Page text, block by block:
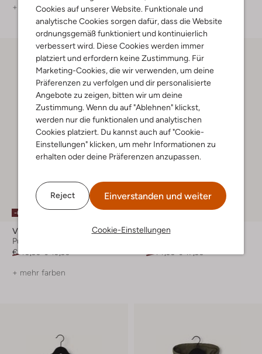
Cookies auf unserer Website. Funktionale und
analytische Cookies sorgen dafür, dass die Website
ordnungsgemäß funktioniert und kontinuierlich
verbessert wird. Diese Cookies werden immer
platziert und erfordern keine Zustimmung. Für
Marketing-Cookies, die wir verwenden, um deine
Präferenzen zu verfolgen und dir personalisierte
Angebote zu zeigen, bitten wir um deine
Zustimmung. Wenn du auf "Ablehnen" klickst,
werden nur die funktionalen und analytischen
Cookies platziert. Du kannst auch auf "Cookie-
Einstellungen" klicken, um mehr Informationen zu
erhalten oder deine Präferenzen anzupassen.
Reject Einverstanden und weiter
Cookie-Einstellungen
+ mehr farben
-60%
Vingino
Pullover
€ 49,99 € 19,99
+ mehr farben
Letzter Artikel
Vingino
€ 44,99 € 17,99